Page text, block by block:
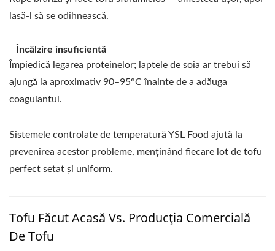
lasă-l să se odihnească.
Încălzire insuficientă
Împiedică legarea proteinelor; laptele de soia ar trebui să
ajungă la aproximativ 90–95°C înainte de a adăuga
coagulantul.
Sistemele controlate de temperatură YSL Food ajută la
prevenirea acestor probleme, menținând fiecare lot de tofu
perfect setat și uniform.
Tofu Făcut Acasă Vs. Producția Comercială
De Tofu